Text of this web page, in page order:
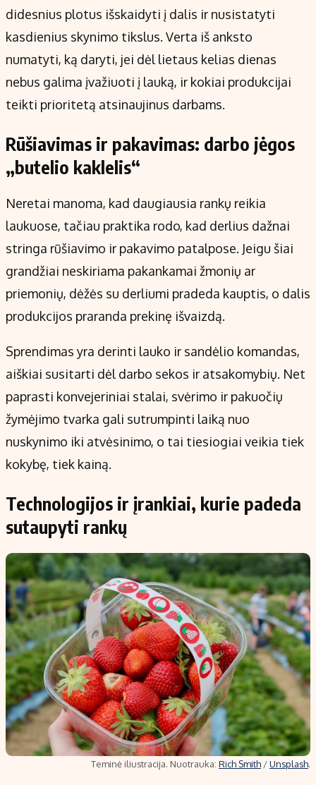
didesnius plotus išskaidyti į dalis ir nusistatyti
kasdienius skynimo tikslus. Verta iš anksto
numatyti, ką daryti, jei dėl lietaus kelias dienas
nebus galima įvažiuoti į lauką, ir kokiai produkcijai
teikti prioritetą atsinaujinus darbams.
Rūšiavimas ir pakavimas: darbo jėgos
„butelio kaklelis“
Neretai manoma, kad daugiausia rankų reikia
laukuose, tačiau praktika rodo, kad derlius dažnai
stringa rūšiavimo ir pakavimo patalpose. Jeigu šiai
grandžiai neskiriama pakankamai žmonių ar
priemonių, dėžės su derliumi pradeda kauptis, o dalis
produkcijos praranda prekinę išvaizdą.
Sprendimas yra derinti lauko ir sandėlio komandas,
aiškiai susitarti dėl darbo sekos ir atsakomybių. Net
paprasti konvejeriniai stalai, svėrimo ir pakuočių
žymėjimo tvarka gali sutrumpinti laiką nuo
nuskynimo iki atvėsinimo, o tai tiesiogiai veikia tiek
kokybę, tiek kainą.
Technologijos ir įrankiai, kurie padeda
sutaupyti rankų
Teminė iliustracija. Nuotrauka: Rich Smith /Unsplash.